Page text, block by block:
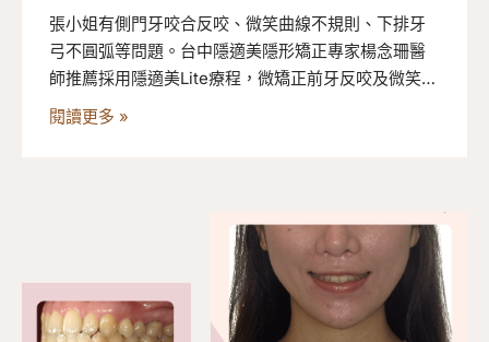
張小姐有側門牙咬合反咬、微笑曲線不規則、下排牙
弓不圓弧等問題。台中隱適美隱形矯正專家楊念珊醫
師推薦採用隱適美Lite療程，微矯正前牙反咬及微笑曲
線，並改善下排牙齒位置使牙弓更加整齊。來看看她
閱讀更多 »